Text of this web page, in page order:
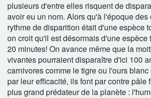
plusieurs d'entre elles risquent de
avoir eu un nom. Alors qu'à l'époque
rythme de disparition était d'une espèce
on croit qu'il est désormais d'une espèce
20 minutes! On avance même que la
vivantes pourraient disparaître d'ici 100
carnivores comme le tigre ou l'ours
par leur efficacité, ils font par contre pâle
plus grand prédateur de la planète :